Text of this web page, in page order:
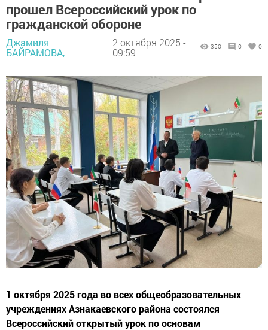
прошел Всероссийский урок по
гражданской обороне
Джамиля
БАЙРАМОВА,
2 октября 2025 -
09:59
350 0 0
1 октября 2025 года во всех общеобразовательных
учреждениях Азнакаевского района состоялся
Всероссийский открытый урок по основам